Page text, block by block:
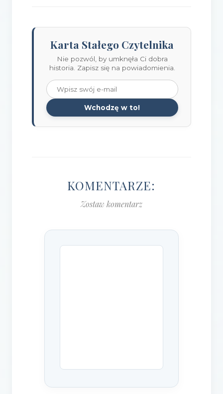
Karta Stałego Czytelnika
Nie pozwól, by umknęła Ci dobra
historia. Zapisz się na powiadomienia.
Wchodzę w to!
KOMENTARZE:
Zostaw komentarz